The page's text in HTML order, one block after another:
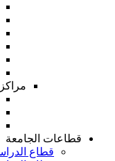
قطاعات الجامعة
قطاع